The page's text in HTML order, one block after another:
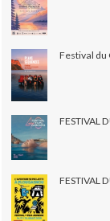
Festival du
FESTIVAL
FESTIVAL